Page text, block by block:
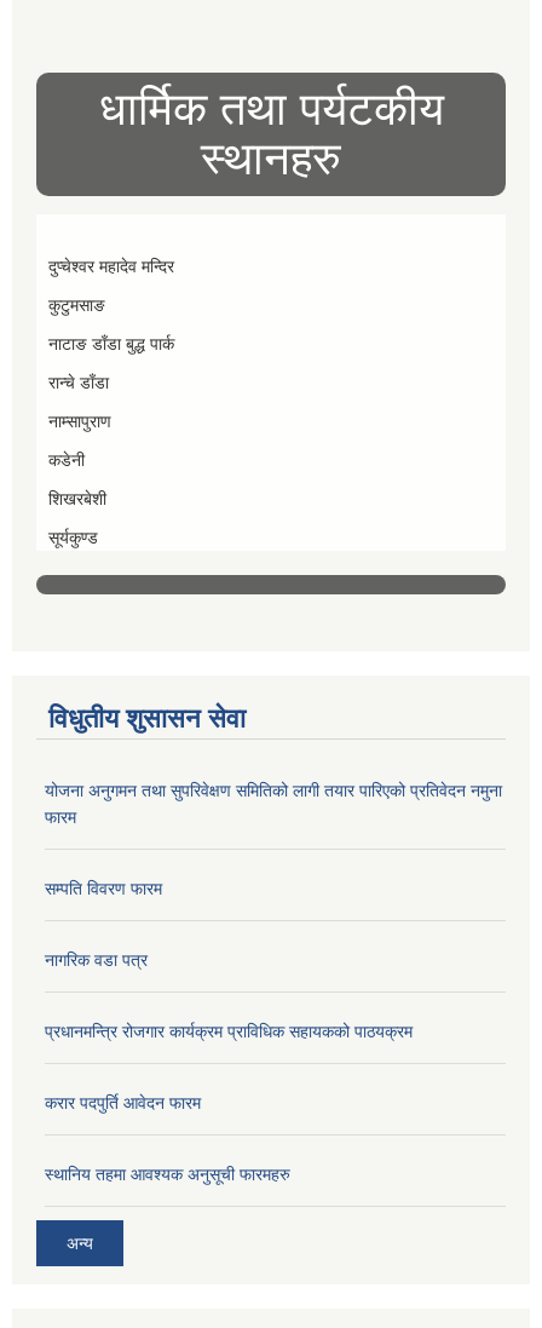
धार्मिक तथा पर्यटकीय
स्थानहरु
दुप्चेश्वर महादेव मन्दिर
कुटुमसाङ
नाटाङ डाँडा बुद्ध पार्क
रान्चे डाँडा
नाम्सापुराण
कडेनी
शिखरबेशी
सूर्यकुण्ड
विधुतीय शुसासन सेवा
योजना अनुगमन तथा सुपरिवेक्षण समितिको लागी तयार पारिएको प्रतिवेदन नमुना
फारम
सम्पति विवरण फारम
नागरिक वडा पत्र
प्रधानमन्त्रि रोजगार कार्यक्रम प्राविधिक सहायकको पाठयक्रम
करार पदपुर्ति आवेदन फारम
स्थानिय तहमा आवश्यक अनुसूची फारमहरु
अन्य